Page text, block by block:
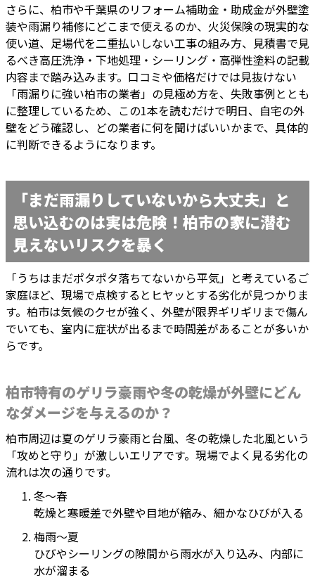
さらに、柏市や千葉県のリフォーム補助金・助成金が外壁塗
装や雨漏り補修にどこまで使えるのか、火災保険の現実的な
使い道、足場代を二重払いしない工事の組み方、見積書で見
るべき高圧洗浄・下地処理・シーリング・高弾性塗料の記載
内容まで踏み込みます。口コミや価格だけでは見抜けない
「雨漏りに強い柏市の業者」の見極め方を、失敗事例ととも
に整理しているため、この1本を読むだけで明日、自宅の外
壁をどう確認し、どの業者に何を聞けばいいかまで、具体的
に判断できるようになります。
「まだ雨漏りしていないから大丈夫」と
思い込むのは実は危険！柏市の家に潜む
見えないリスクを暴く
「うちはまだポタポタ落ちてないから平気」と考えているご
家庭ほど、現場で点検するとヒヤッとする劣化が見つかりま
す。柏市は気候のクセが強く、外壁が限界ギリギリまで傷ん
でいても、室内に症状が出るまで時間差があることが多いか
らです。
柏市特有のゲリラ豪雨や冬の乾燥が外壁にどん
なダメージを与えるのか？
柏市周辺は夏のゲリラ豪雨と台風、冬の乾燥した北風という
「攻めと守り」が激しいエリアです。現場でよく見る劣化の
流れは次の通りです。
冬〜春
乾燥と寒暖差で外壁や目地が縮み、細かなひびが入る
梅雨〜夏
ひびやシーリングの隙間から雨水が入り込み、内部に
水が溜まる